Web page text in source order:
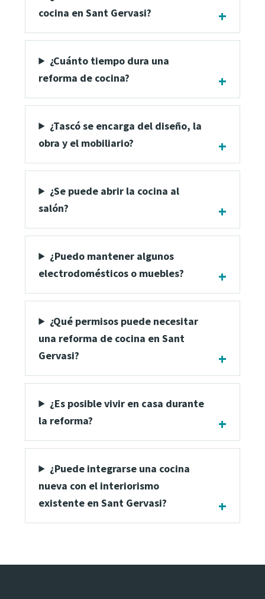
cocina en Sant Gervasi?
¿Cuánto tiempo dura una
reforma de cocina?
¿Tascó se encarga del diseño, la
obra y el mobiliario?
¿Se puede abrir la cocina al
salón?
¿Puedo mantener algunos
electrodomésticos o muebles?
¿Qué permisos puede necesitar
una reforma de cocina en Sant
Gervasi?
¿Es posible vivir en casa durante
la reforma?
¿Puede integrarse una cocina
nueva con el interiorismo
existente en Sant Gervasi?